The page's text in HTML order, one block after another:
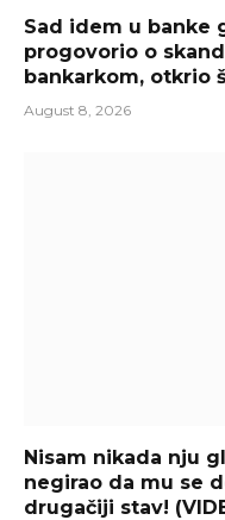
Sad idem u banke
progovorio o
bankarkom, otkrio
August 8, 2026
Nisam nikada nju
negirao da mu se
drugačiji stav!